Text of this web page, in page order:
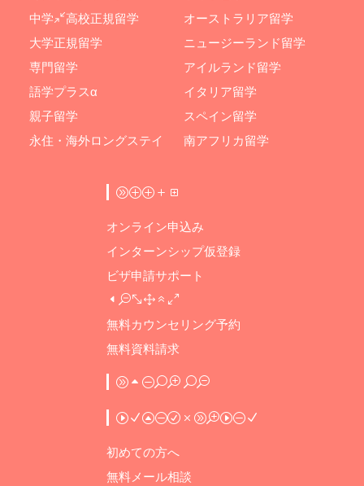
中学/高校正規留学
大学正規留学
専門留学
語学プラスα
親子留学
永住・海外ロングステイ
オーストラリア留学
ニュージーランド留学
アイルランド留学
イタリア留学
スペイン留学
南アフリカ留学
APPLY
オンライン申込み
インターンシップ仮登録
ビザ申請サポート
DS-160
無料カウンセリング予約
無料資料請求
ABOUT US
INFORMATION
初めての方へ
無料メール相談